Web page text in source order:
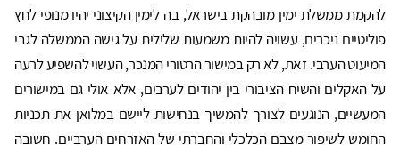
להקמת ממשלת ימין מובהקת בישראל, בה לימין הקיצוני יהיו מנופי לחץ
פוליטיים ניכרים, עשויה להיות משמעות שלילית על גישה הממשלה לגבי
המיעוט הערבי. זאת, לא רק במישור הרטורי המנכר, העשוי להשפיע לרעה
על האקלים והשיח הציבורי בין יהודים לערבים, אלא אולי גם במישורים
המעשיים, הנוגעים לצורך להמשיך בנחישות ליישם במלואן את תכניות
החומש לשיפור מצבם הכלכלי והחברתי של האזרחים הערביים. חשובה